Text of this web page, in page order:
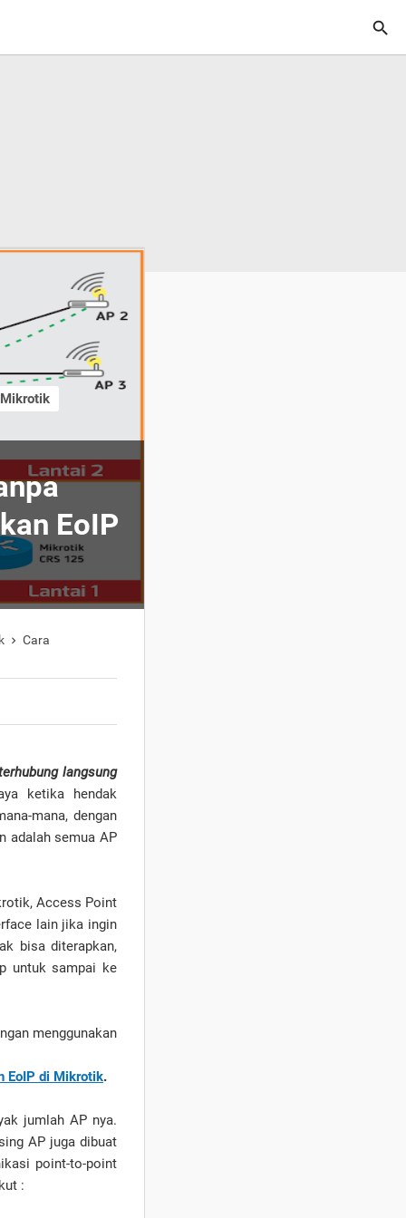

EoIP
 Cara
langsung
ketika hendak
mana, dengan
adalah semua AP
Access Point
lain jika ingin
bisa diterapkan,
untuk sampai ke
menggunakan
EoIP di Mikrotik.
jumlah AP nya.
AP juga dibuat
point-to-point
: